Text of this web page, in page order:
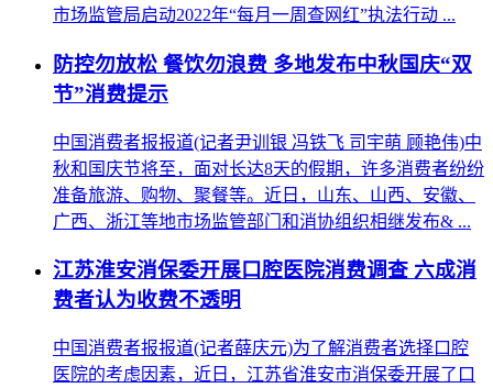
市场监管局启动2022年“每月一周查网红”执法行动 ...
防控勿放松 餐饮勿浪费 多地发布中秋国庆“双
节”消费提示
中国消费者报报道(记者尹训银 冯铁飞 司宇萌 顾艳伟)中
秋和国庆节将至，面对长达8天的假期，许多消费者纷纷
准备旅游、购物、聚餐等。近日，山东、山西、安徽、
广西、浙江等地市场监管部门和消协组织相继发布& ...
江苏淮安消保委开展口腔医院消费调查 六成消
费者认为收费不透明
中国消费者报报道(记者薛庆元)为了解消费者选择口腔
医院的考虑因素，近日，江苏省淮安市消保委开展了口